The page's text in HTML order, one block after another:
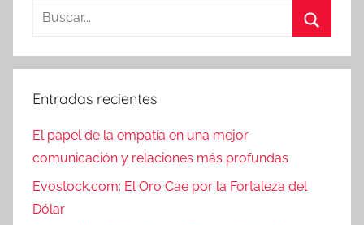
Buscar:
Entradas recientes
El papel de la empatía en una mejor
comunicación y relaciones más profundas
Evostock.com: El Oro Cae por la Fortaleza del
Dólar